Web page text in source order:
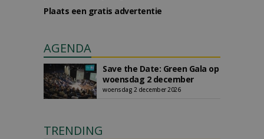
Plaats een gratis advertentie
AGENDA
Save the Date: Green Gala op
woensdag 2 december
woensdag 2 december 2026
TRENDING